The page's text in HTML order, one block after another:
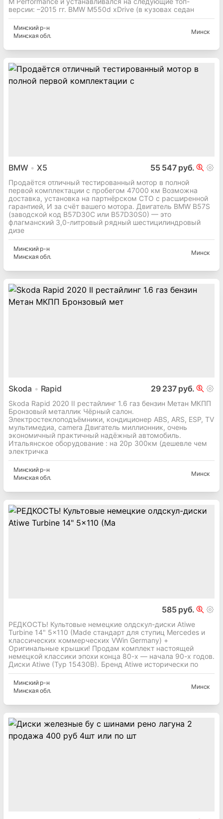
версии: –2015 гг. BMW M550d xDrive (в кузовах седан
Минскийр-н
Минская обл.
Минск
BMW X5 55 547 руб.
Продаётся отличный тестированный мотор в полной
первой комплектации с пробегом 47000 км Возможна
доставка, установка на партнёрском СТО с расширенной
гарантией, И за счёт вашего мотора. Двигатель BMW B57S
(заводской код B57D30C или B57D30S0) — это
флагманский 3,0-литровый рядный шестицилиндровый
дизе
Минскийр-н
Минская обл.
Минск
Skoda Rapid 29 237 руб.
Skoda Rapid 2020 II рестайлинг 1.6 газ бензин Метан МКПП
Бронзовый металлик Чёрный салон.
Электростеклоподъёмники, кондиционер ABS, АRS, ESP, TV
мультимедиа, camera Двигатель миллионник, очень
экономичный практичный надёжный автомобиль.
Итальянское оборудование : на 20р 300км (дешевле чем
электричка
Минскийр-н
Минская обл.
Минск
585 руб.
РЕДКОСТЬ! Культовые немецкие олдскул-диски Atiwe
Turbine 14" 5x110 (Made стандарт для ступиц Mercedes и
классических коммерческих VWin Germany) +
Оригинальные крышки! Продам комплект настоящей
немецкой классики эпохи конца 80-х — начала 90-х годов.
Диски Atiwe (Typ 15430B). Бренд Atiwe исторически по
Минскийр-н
Минская обл.
Минск